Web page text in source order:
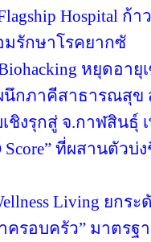
Hospital ก้
รักษาโรคยากซั
หยุดอา
กภาคีสาธารณสุข
ชิงรุกสู่ จ.กาฬสินธุ์
Score” ที่ผสานตัวบ่
Living ยกระ
ครอบครัว” มาตร